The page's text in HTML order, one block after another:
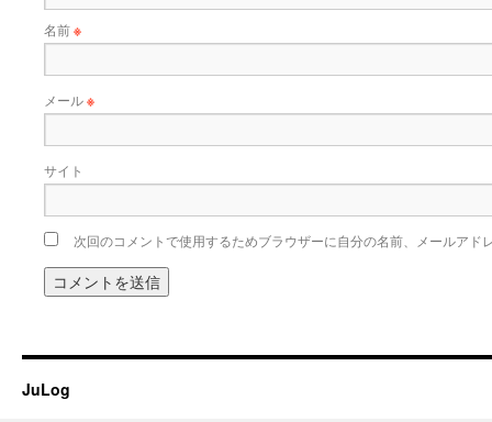
名前※
メール※
サイト
次回のコメントで使用するためブラウザーに自分の名前、メールアド
JuLog